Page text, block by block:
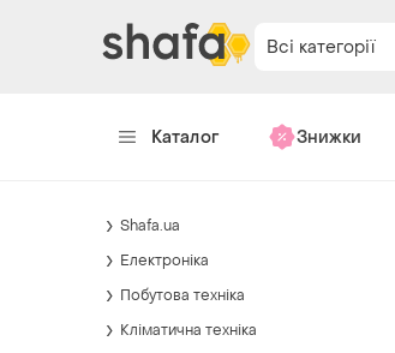
Всі категорії
Каталог Знижки
Shafa.ua
Електроніка
Побутова техніка
Кліматична техніка